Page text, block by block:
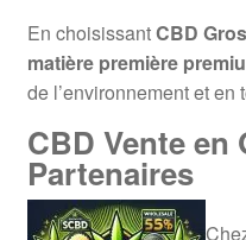
En choisissantCBD
matière première
de l’environnement et en
CBD Vente en
Partenaires